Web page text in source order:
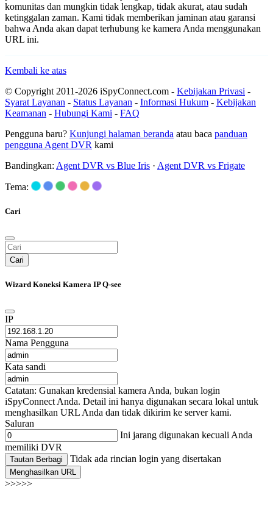
komunitas dan mungkin tidak lengkap, tidak akurat, atau sudah
ketinggalan zaman. Kami tidak memberikan jaminan atau garansi
bahwa Anda akan dapat terhubung ke kamera Anda menggunakan
URL ini.
Kembali ke atas
© Copyright 2011-2026 iSpyConnect.com - Kebijakan Privasi -
Syarat Layanan - Status Layanan - Informasi Hukum - Kebijakan
Keamanan - Hubungi Kami - FAQ
Pengguna baru? Kunjungi halaman beranda atau baca panduan
pengguna Agent DVR kami
Bandingkan: Agent DVR vs Blue Iris · Agent DVR vs Frigate
Tema:
Cari
Cari
Wizard Koneksi Kamera IP Q-see
IP
Nama Pengguna
Kata sandi
Catatan: Gunakan kredensial kamera Anda, bukan login
iSpyConnect Anda. Detail ini hanya digunakan secara lokal untuk
menghasilkan URL Anda dan tidak dikirim ke server kami.
Saluran
Ini jarang digunakan kecuali Anda
memiliki DVR
Tautan Berbagi Tidak ada rincian login yang disertakan
Menghasilkan URL
>>>>>